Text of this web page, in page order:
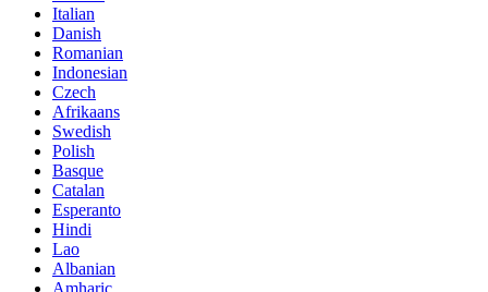
Italian
Danish
Romanian
Indonesian
Czech
Afrikaans
Swedish
Polish
Basque
Catalan
Esperanto
Hindi
Lao
Albanian